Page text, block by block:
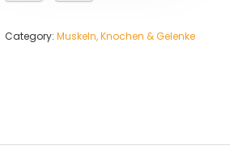
Category: Muskeln, Knochen & Gelenke